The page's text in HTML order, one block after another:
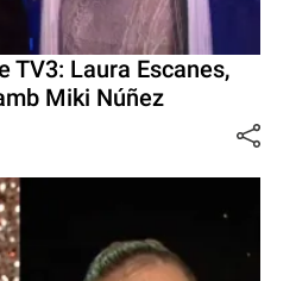
TV3: Laura Escanes,
Miki Núñez